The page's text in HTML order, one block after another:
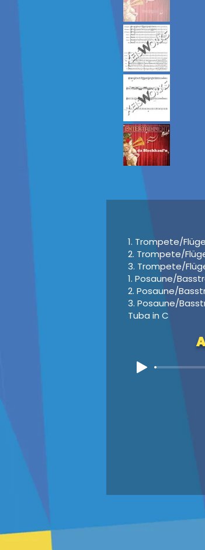
1. Trompete/
2. Trompete/
3. Trompete/
1. Posaune/
2. Posaune/
3. Posaune/
Tuba in C